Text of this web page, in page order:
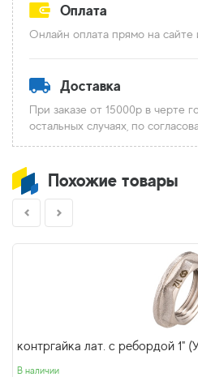
Оплата
Онлайн оплата прямо на сайте
Доставка
При заказе от 15000р в черте
остальных случаях, по
Похожие товары
контргайка лат. с ребордой 1"
В наличии